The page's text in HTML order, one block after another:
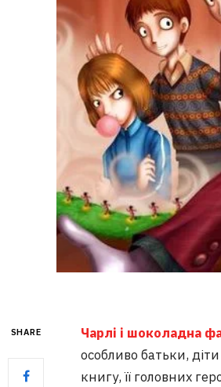
SHARE Чарлі і шоколадна
особливо батьки,
книгу, її головних